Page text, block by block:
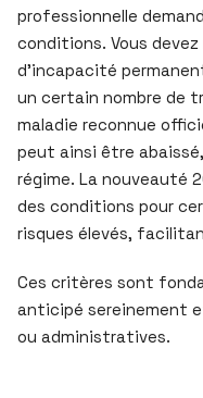
professionnelle
conditions. Vous
d’incapacité
un certain nombre de
maladie reconnue
peut ainsi être
régime. La nouveauté
des conditions pour
risques élevés,
Ces critères sont
anticipé sereinement
ou administratives.